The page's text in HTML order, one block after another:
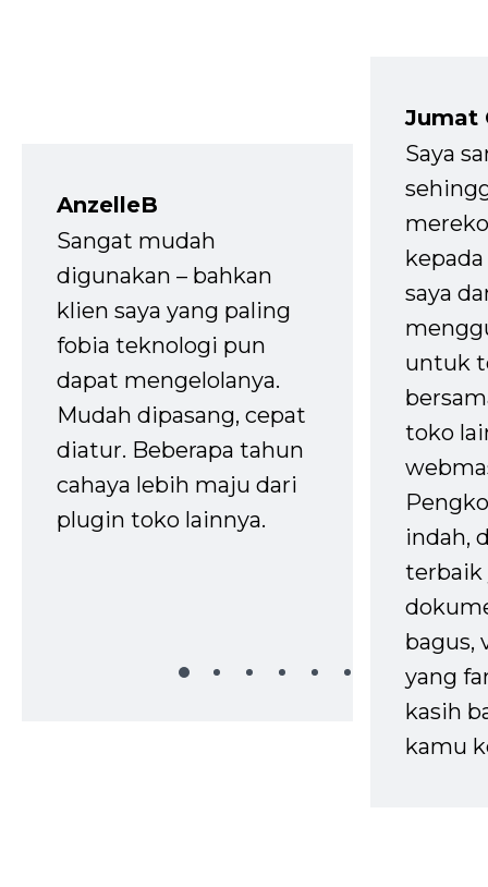
AnzelleB
Sangat mudah
digunakan – bahkan
klien saya yang paling
fobia teknologi pun
dapat mengelolanya.
Mudah dipasang, cepat
diatur. Beberapa tahun
cahaya lebih maju dari
plugin toko lainnya.
Jumat
Saya
saya
untuk
toko
indah,
terbaik
bagus,
yang
kasih
kamu